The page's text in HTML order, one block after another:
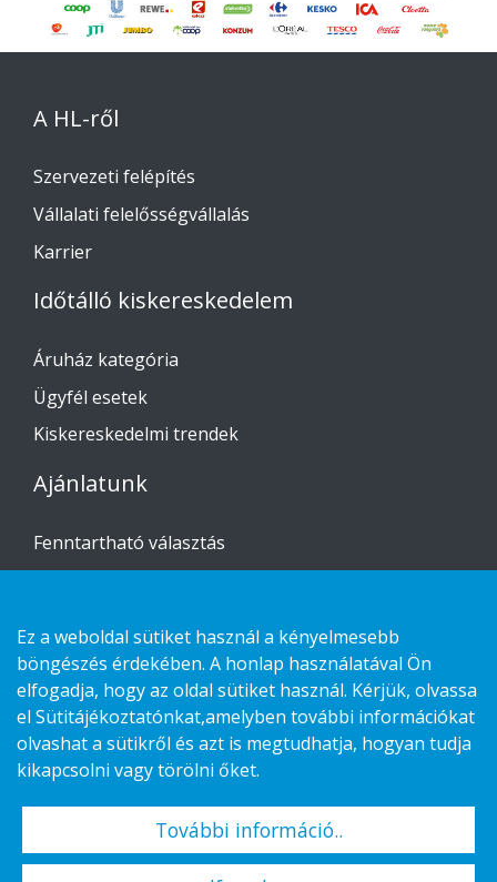
A HL-ről
Szervezeti felépítés
Vállalati felelősségvállalás
Karrier
Időtálló kiskereskedelem
Áruház kategória
Ügyfél esetek
Kiskereskedelmi trendek
Ajánlatunk
Fenntartható választás
Lépjen kapcsolatba velünk
Adatvédelmi nyilatkozat
Cookies
Ez a weboldal sütiket használ a kényelmesebb
böngészés érdekében. A honlap használatával Ön
elfogadja, hogy az oldal sütiket használ. Kérjük, olvassa
el Sütitájékoztatónkat,amelyben további információkat
olvashat a sütikről és azt is megtudhatja, hogyan tudja
kikapcsolni vagy törölni őket.
További információ..